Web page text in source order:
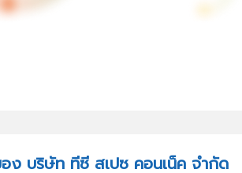
ง บริษัท ทีซี สเปซ คอนเน็ค จำกัด